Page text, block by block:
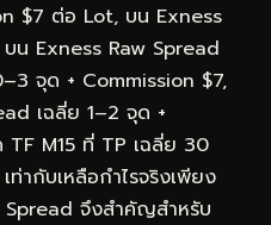
$7 ต่อ Lot, บน Exness
น Exness Raw Spread
จุด + Commission $7,
เฉลี่ย 1–2 จุด +
TF M15 ที่ TP เฉลี่ย 30
ากับเหลือกำไรจริงเพียง
จึงสำคัญสำหรับ